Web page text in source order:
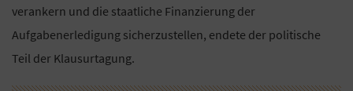
verankern und die staatliche Finanzierung der
Aufgabenerledigung sicherzustellen, endete der politische
Teil der Klausurtagung.